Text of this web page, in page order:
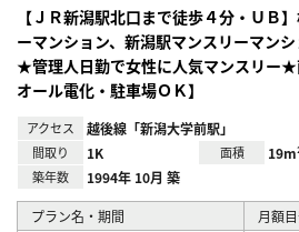
【ＪＲ新潟駅北口まで徒歩４分・ＵＢ
ーマンション、新潟駅マンスリーマン
★管理人日勤で女性に人気マンスリー★
オール電化・駐車場ＯＫ】
アクセス 越後線「新潟大学前駅」
間取り 1K 面積
築年数 1994年 10月 築
プラン名・期間 月額